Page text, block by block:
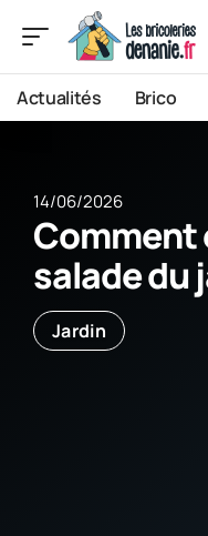
Actualités Brico
14/06/2026
Comment
salade du
Jardin